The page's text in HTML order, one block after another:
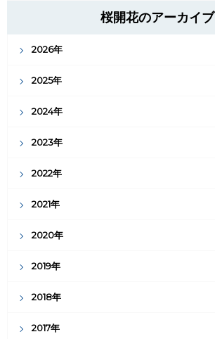
桜開花のアーカイブ
2026年
2025年
2024年
2023年
2022年
2021年
2020年
2019年
2018年
2017年